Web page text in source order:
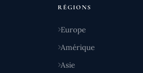
RÉGIONS
Europe
Amérique
Asie